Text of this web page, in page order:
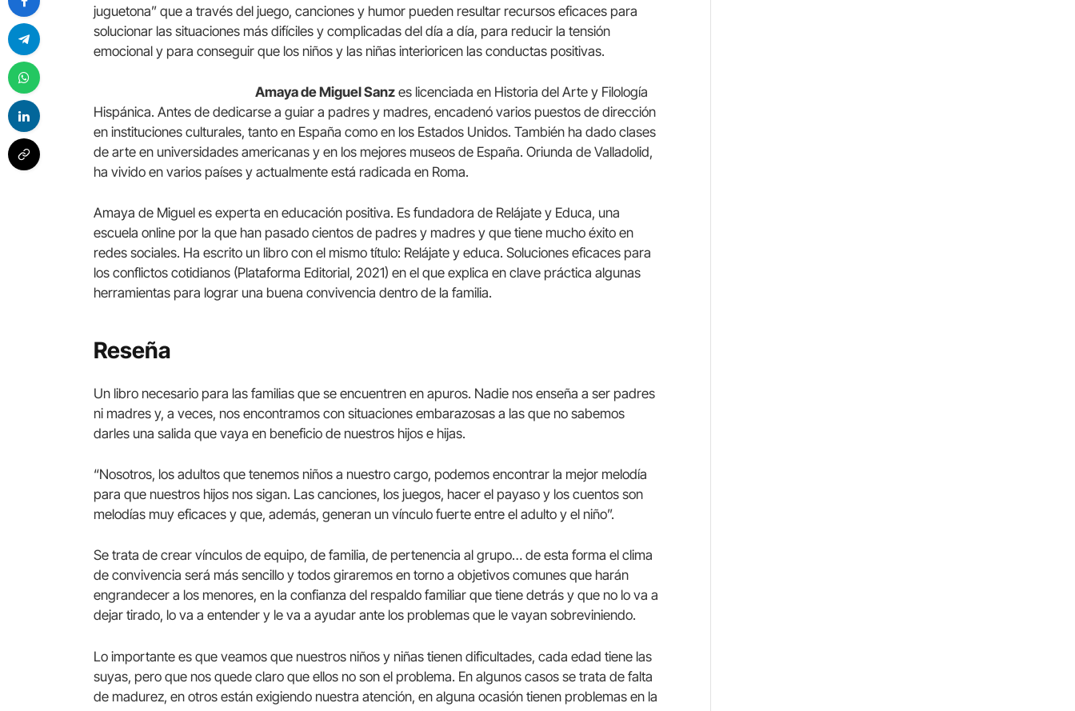
juguetona” que a través del juego, canciones y humor pueden resultar recursos eficaces para
solucionar las situaciones más difíciles y complicadas del día a día, para reducir la tensión
emocional y para conseguir que los niños y las niñas interioricen las conductas positivas.
Amaya de Miguel Sanz es licenciada en Historia del Arte y Filología
Hispánica. Antes de dedicarse a guiar a padres y madres, encadenó varios puestos de dirección
en instituciones culturales, tanto en España como en los Estados Unidos. También ha dado clases
de arte en universidades americanas y en los mejores museos de España. Oriunda de Valladolid,
ha vivido en varios países y actualmente está radicada en Roma.
Amaya de Miguel es experta en educación positiva. Es fundadora de Relájate y Educa, una
escuela online por la que han pasado cientos de padres y madres y que tiene mucho éxito en
redes sociales. Ha escrito un libro con el mismo título: Relájate y educa. Soluciones eficaces para
los conflictos cotidianos (Plataforma Editorial, 2021) en el que explica en clave práctica algunas
herramientas para lograr una buena convivencia dentro de la familia.
Reseña
Un libro necesario para las familias que se encuentren en apuros. Nadie nos enseña a ser padres
ni madres y, a veces, nos encontramos con situaciones embarazosas a las que no sabemos
darles una salida que vaya en beneficio de nuestros hijos e hijas.
“Nosotros, los adultos que tenemos niños a nuestro cargo, podemos encontrar la mejor melodía
para que nuestros hijos nos sigan. Las canciones, los juegos, hacer el payaso y los cuentos son
melodías muy eficaces y que, además, generan un vínculo fuerte entre el adulto y el niño”.
Se trata de crear vínculos de equipo, de familia, de pertenencia al grupo… de esta forma el clima
de convivencia será más sencillo y todos giraremos en torno a objetivos comunes que harán
engrandecer a los menores, en la confianza del respaldo familiar que tiene detrás y que no lo va a
dejar tirado, lo va a entender y le va a ayudar ante los problemas que le vayan sobreviniendo.
Lo importante es que veamos que nuestros niños y niñas tienen dificultades, cada edad tiene las
suyas, pero que nos quede claro que ellos no son el problema. En algunos casos se trata de falta
de madurez, en otros están exigiendo nuestra atención, en alguna ocasión tienen problemas en la